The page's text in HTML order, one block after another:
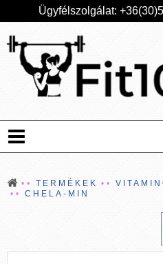
Ügyfélszolgálat:
TERMÉKEK
CHELA-MIN